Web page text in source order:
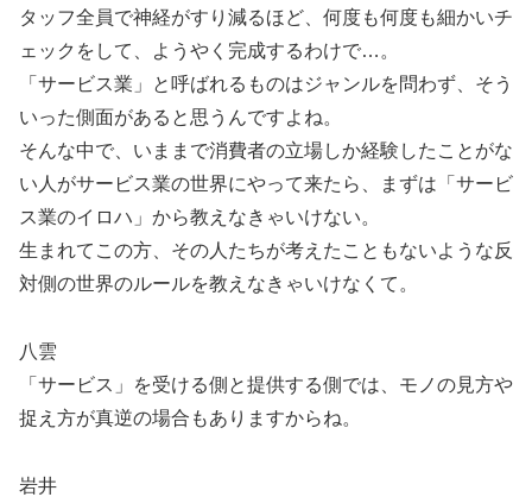
タッフ全員で神経がすり減るほど、何度も何度も細かいチ
ェックをして、ようやく完成するわけで…。
「サービス業」と呼ばれるものはジャンルを問わず、そう
いった側面があると思うんですよね。
そんな中で、いままで消費者の立場しか経験したことがな
い人がサービス業の世界にやって来たら、まずは「サービ
ス業のイロハ」から教えなきゃいけない。
生まれてこの方、その人たちが考えたこともないような反
対側の世界のルールを教えなきゃいけなくて。
八雲
「サービス」を受ける側と提供する側では、モノの見方や
捉え方が真逆の場合もありますからね。
岩井